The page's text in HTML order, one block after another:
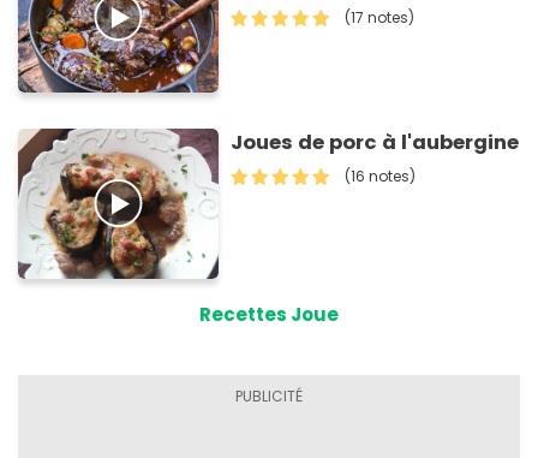
(17 notes)
Joues de porc à l'aubergine
(16 notes)
Recettes Joue